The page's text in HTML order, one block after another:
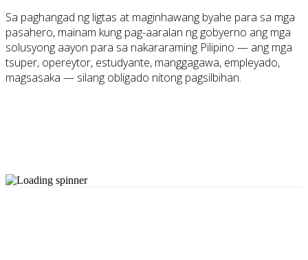
Sa paghangad ng ligtas at maginhawang byahe para sa mga
pasahero, mainam kung pag-aaralan ng gobyerno ang mga
solusyong aayon para sa nakararaming Pilipino — ang mga
tsuper, opereytor, estudyante, manggagawa, empleyado,
magsasaka — silang obligado nitong pagsilbihan.